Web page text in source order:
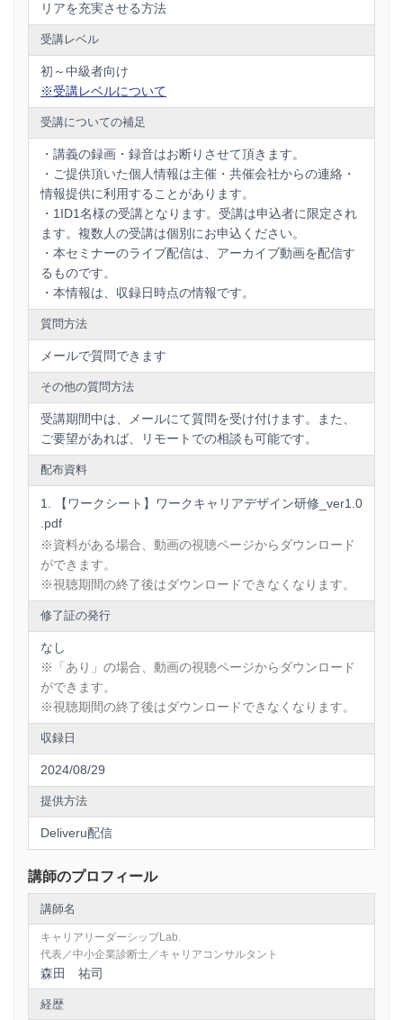
リアを充実させる方法
受講レベル
初～中級者向け
※受講レベルについて
受講についての補足
・講義の録画・録音はお断りさせて頂きます。
・ご提供頂いた個人情報は主催・共催会社からの連絡・
情報提供に利用することがあります。
・1ID1名様の受講となります。受講は申込者に限定され
ます。複数人の受講は個別にお申込ください。
・本セミナーのライブ配信は、アーカイブ動画を配信す
るものです。
・本情報は、収録日時点の情報です。
質問方法
メールで質問できます
その他の質問方法
受講期間中は、メールにて質問を受け付けます。また、
ご要望があれば、リモートでの相談も可能です。
配布資料
【ワークシート】ワークキャリアデザイン研修_ver1.0
.pdf
※資料がある場合、動画の視聴ページからダウンロード
ができます。
※視聴期間の終了後はダウンロードできなくなります。
修了証の発行
なし
※「あり」の場合、動画の視聴ページからダウンロード
ができます。
※視聴期間の終了後はダウンロードできなくなります。
収録日
2024/08/29
提供方法
Deliveru配信
講師のプロフィール
講師名
キャリアリーダーシップLab.
代表／中小企業診断士／キャリアコンサルタント
森田 祐司
経歴